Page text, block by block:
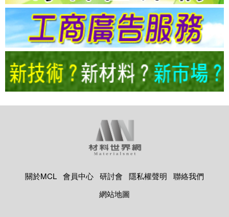
關於MCL 會員中心 研討會 隱私權聲明
聯絡我們
網站地圖